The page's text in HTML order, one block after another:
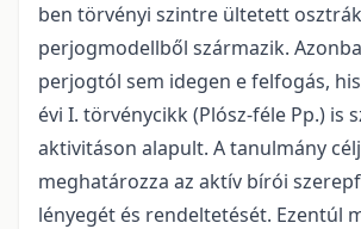
ben törvényi szintre ültetett
perjogmodellből származik.
perjogtól sem idegen e felfogás,
évi I. törvénycikk (Plósz-féle Pp.) is
aktivitáson alapult. A tanulmány
meghatározza az aktív bírói
lényegét és rendeltetését. Ezentúl